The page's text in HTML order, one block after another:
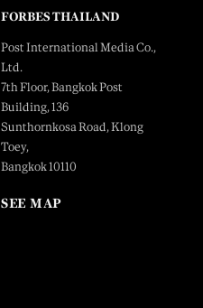
FORBES THAILAND
Post International Media Co.,
Ltd.
7th Floor, Bangkok Post
Building, 136
Sunthornkosa Road, Klong
Toey,
Bangkok 10110
SEE MAP